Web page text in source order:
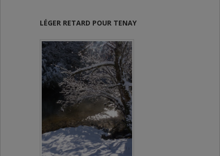
LÉGER RETARD POUR TENAY